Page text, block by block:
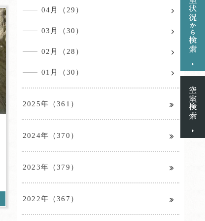
04月（29）
03月（30）
02月（28）
01月（30）
2025年（361）
2024年（370）
2023年（379）
2022年（367）